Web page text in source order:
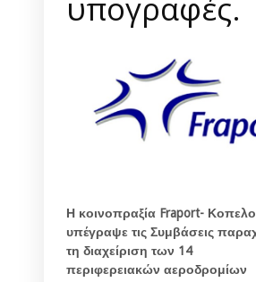
Η κοινοπραξία Fraport-
υπέγραψε τις Συμβάσεις
τη διαχείριση των 14
περιφερειακών αεροδρομίων